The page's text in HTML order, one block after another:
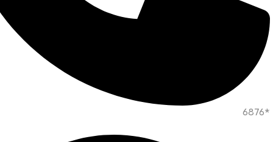
*6876